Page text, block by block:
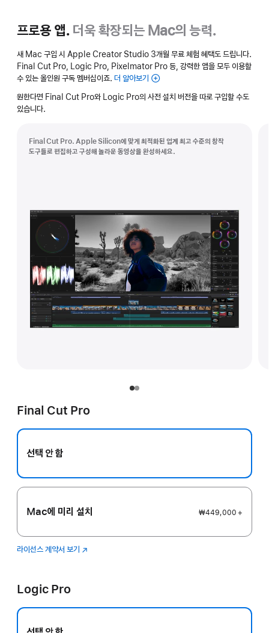
프로용 앱. 더욱 확장되는 Mac의 능력.
새 Mac 구입 시 Apple Creator Studio 3개월 무료 체험 혜택도 드립니다.
Final Cut Pro, Logic Pro, Pixelmator Pro 등, 강력한 앱을 모두 이용할
수 있는 올인원 구독 멤버십이죠. 더 알아보기 Apple
Studio
원한다면 Final Cut Pro와 Logic Pro의 사전 설치 버전을 따로 구입할 수도
있습니다.
Final Cut Pro. Apple Silicon에 맞게 최적화된 업계 최고 수준의 창작
도구들로 편집하고 구성해 놀라운 동영상을 완성하세요.
Final Cut Pro
선택 안 함
Mac에 미리 설치 ₩449,000 +
라이선스 계약서 보기 Final
(새
Logic Pro